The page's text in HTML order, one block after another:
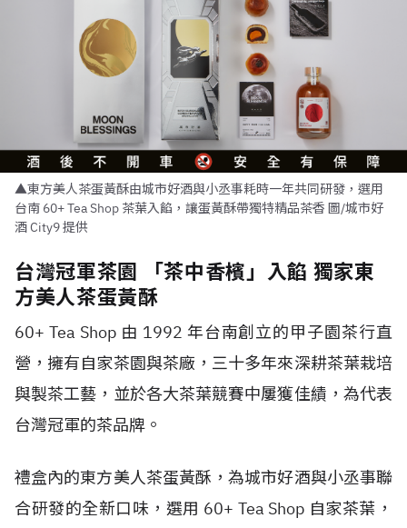
▲東方美人茶蛋黃酥由城市好酒與小丞事耗時一年共同研發，選用
台南 60+ Tea Shop 茶葉入餡，讓蛋黃酥帶獨特精品茶香 圖/城市好
酒 City9 提供
台灣冠軍茶園 「茶中香檳」入餡 獨家東
方美人茶蛋黃酥
60+ Tea Shop 由 1992 年台南創立的甲子園茶行直
營，擁有自家茶園與茶廠，三十多年來深耕茶葉栽培
與製茶工藝，並於各大茶葉競賽中屢獲佳績，為代表
台灣冠軍的茶品牌。
禮盒內的東方美人茶蛋黃酥，為城市好酒與小丞事聯
合研發的全新口味，選用 60+ Tea Shop 自家茶葉，